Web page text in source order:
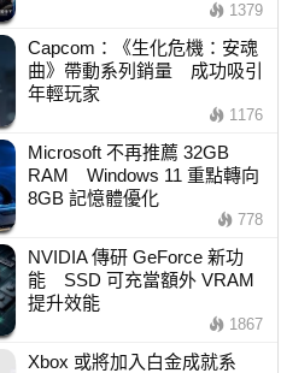
1379
Capcom：《生化危機：安魂
曲》帶動系列銷量 成功吸引
年輕玩家
1176
Microsoft 不再推薦 32GB
RAM Windows 11 重點轉向
8GB 記憶體優化
778
NVIDIA 傳研 GeForce 新功
能 SSD 可充當額外 VRAM
提升效能
1867
Xbox 或將加入白金成就系